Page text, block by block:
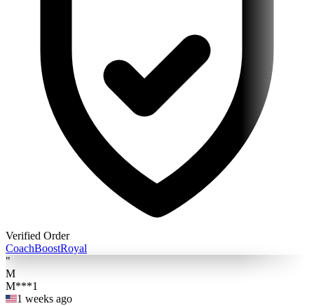
Verified Order
CoachBoostRoyal
"
M
M***1
1 weeks ago